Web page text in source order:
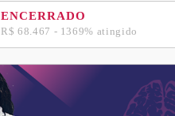
ENCERRADO
R$ 68.467 - 1369% atingido